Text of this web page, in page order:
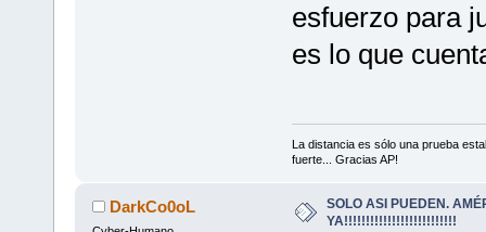
esfuerzo para
es lo que
La distancia es sólo una prueba
fuerte... Gracias AP!
DarkCo0oL
SOLO ASI PUEDEN.
YA!!!!!!!!!!!!!!!!!!!!!!!!!!